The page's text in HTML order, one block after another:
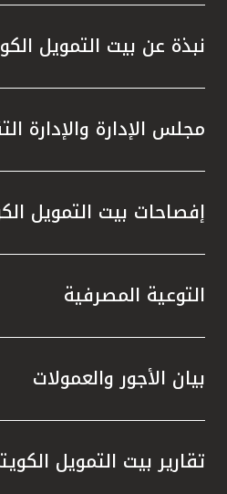
نبذة عن بيت التمويل
مجلس الإدارة والإدارة
إفصاحات بيت التمويل
التوعية المصرفية
بيان الأجور والعمولات
تقارير بيت التمويل